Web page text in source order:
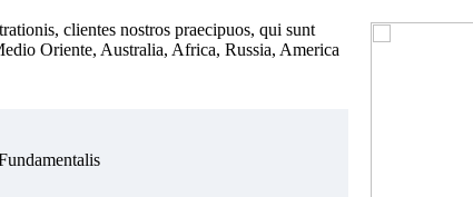
clientes nostros praecipuos, qui sunt
Oriente, Australia, Africa, Russia, America